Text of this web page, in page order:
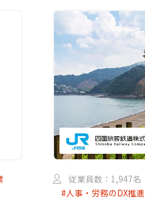
従業員数：1,947名
#人事・労務のDX推進